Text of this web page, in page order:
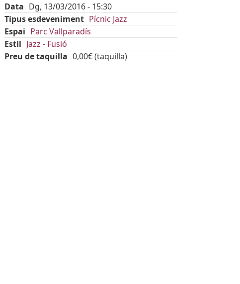
Data Dg, 13/03/2016 - 15:30
Tipus esdeveniment Pícnic Jazz
Espai Parc Vallparadís
Estil Jazz - Fusió
Preu de taquilla 0,00€ (taquilla)